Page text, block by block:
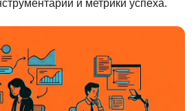
и метрики успеха.